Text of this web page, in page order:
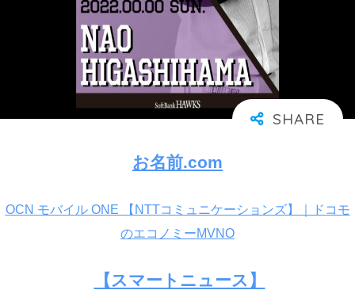
お名前.com
OCN モバイル ONE 【NTTコミュニケーションズ】｜ドコモ
のエコノミーMVNO
【スマートニュース】